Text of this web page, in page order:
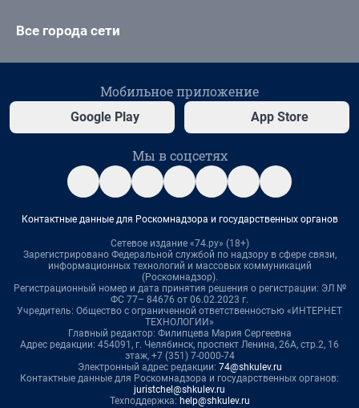
Все города сети
Мобильное приложение
Google Play App Store
Мы в соцсетях
Контактные данные для Роскомнадзора и государственных органов
Сетевое издание «74.ру» (18+)
Зарегистрировано Федеральной службой по надзору в сфере связи,
информационных технологий и массовых коммуникаций
(Роскомнадзор).
Регистрационный номер и дата принятия решения о регистрации: ЭЛ №
ФС 77– 84676 от 06.02.2023 г.
Учредитель: Общество с ограниченной ответственностью «ИНТЕРНЕТ
ТЕХНОЛОГИИ»
Главный редактор: Филипцева Мария Сергеевна
Адрес редакции: 454091, г. Челябинск, проспект Ленина, 26А, стр.2, 16
этаж, +7 (351) 7-0000-74
Электронный адрес редакции: 74@shkulev.ru
Контактные данные для Роскомнадзора и государственных органов:
juristchel@shkulev.ru
Техподдержка: help@shkulev.ru